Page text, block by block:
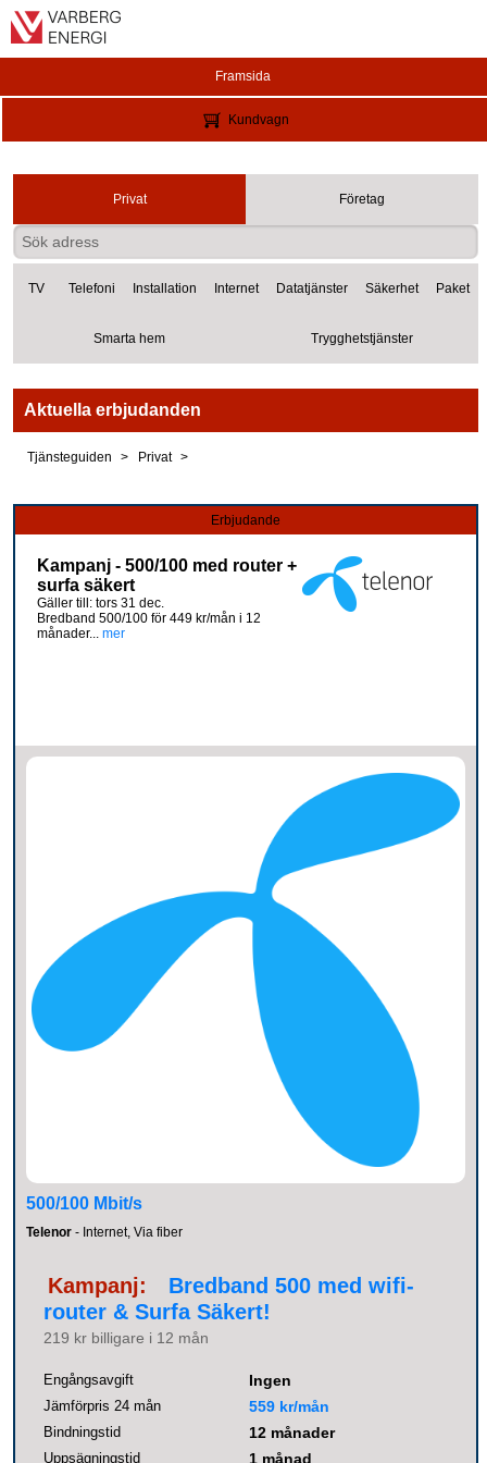
Framsida
Kundvagn
Privat Företag
TV Telefoni Installation Internet Datatjänster Säkerhet Paket
Smarta hem Trygghetstjänster
Aktuella erbjudanden
Tjänsteguiden Privat
Erbjudande
Kampanj - 500/100 med router +
surfa säkert
Gäller till: tors 31 dec.
Bredband 500/100 för 449 kr/mån i 12
månader... mer
500/100 Mbit/s
Telenor - Internet, Via fiber
Kampanj:
Bredband 500 med wifi-
router & Surfa Säkert!
219 kr billigare i 12 mån
Engångsavgift Ingen
Jämförpris 24 mån 559 kr/mån
Bindningstid 12 månader
Uppsägningstid 1 månad